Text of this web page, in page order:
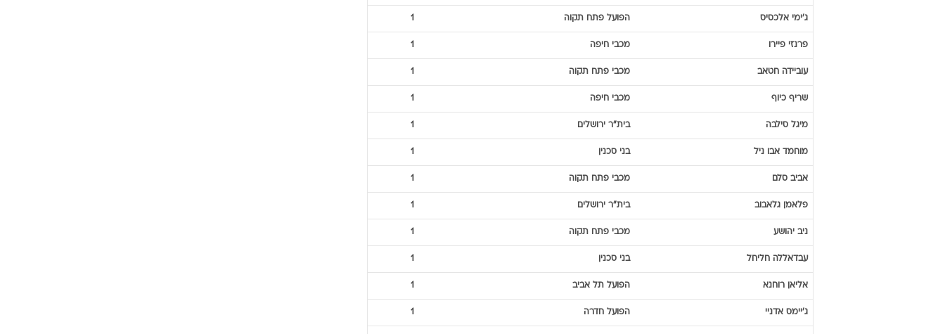
ג'ימי אלכסיס הפועל פתח תקוה 1
פרנזי פיירו מכבי חיפה 1
עוביידה חטאב מכבי פתח תקוה 1
שריף כיוף מכבי חיפה 1
מיגל סילבה בית"ר ירושלים 1
מוחמד אבו ניל בני סכנין 1
אביב סלם מכבי פתח תקוה 1
פלאמן גלאבוב בית"ר ירושלים 1
ניב יהושע מכבי פתח תקוה 1
עבדאללה חליחל בני סכנין 1
אליאן רוחנא הפועל תל אביב 1
ג'יימס אדניי הפועל חדרה 1